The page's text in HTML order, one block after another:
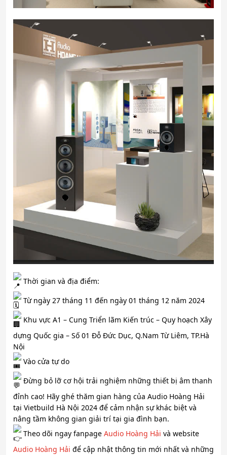
Thời gian và địa điểm:
Từ ngày 27 tháng 11 đến ngày 01 tháng 12 năm 2024
Khu vực A1 – Cung Triển lãm Kiến trúc – Quy hoạch Xây
dựng Quốc gia – Số 01 Đỗ Đức Dục, Q.Nam Từ Liêm, TP.Hà
Nội
Vào cửa tự do
Đừng bỏ lỡ cơ hội trải nghiệm những thiết bị âm thanh
đỉnh cao! Hãy ghé thăm gian hàng của Audio Hoàng Hải
tại Vietbuild Hà Nội 2024 để cảm nhận sự khác biệt và
nâng tầm không gian giải trí tại gia đình bạn.
Theo dõi ngay fanpage Audio Hoàng Hải và website
Audio Hoàng Hải để cập nhật thông tin mới nhất và những